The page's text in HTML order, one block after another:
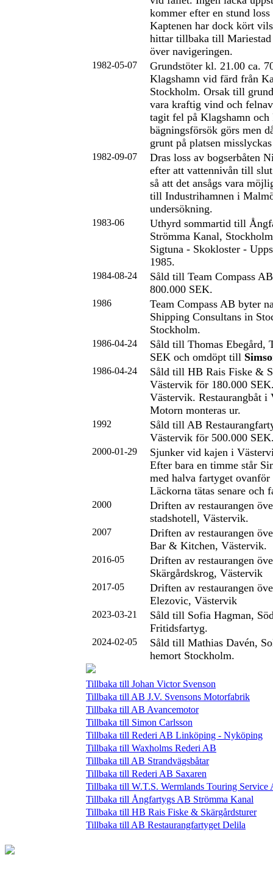
kommer efter en stund
Kaptenen har dock kört
hittar tillbaka till Mariestad
över navigeringen.
1982-05-07
Grundstöter kl. 21.00 ca.
Klagshamn vid färd från
Stockholm. Orsak till
vara kraftig vind och
tagit fel på Klagshamn och
bägningsförsök görs men
grunt på platsen
1982-09-07
Dras loss av bogserbåten
efter att vattennivån till
så att det ansågs vara
till Industrihamnen i
undersökning.
1983-06
Uthyrd sommartid till
Strömma Kanal,
Sigtuna - Skokloster -
1985.
1984-08-24
Såld till Team Compass
800.000 SEK.
1986
Team Compass AB byter
Shipping Consultans in
Stockholm.
1986-04-24
Såld till Thomas Ebegård,
SEK och omdöpt till
1986-04-24
Såld till HB Rais Fiske &
Västervik för 180.000
Västervik. Restaurangbåt i
Motorn monteras ur.
1992
Såld till AB
Västervik för 500.000
2000-01-29
Sjunker vid kajen i
Efter bara en timme står
med halva fartyget ovanför
Läckorna tätas senare och
2000
Driften av restaurangen
stadshotell, Västervik.
2007
Driften av restaurangen
Bar & Kitchen, Västervik.
2016-05
Driften av restaurangen
Skärgårdskrog, Västervik
2017-05
Driften av restaurangen
Elezovic, Västervik
2023-03-21
Såld till Sofia Hagman,
Fritidsfartyg.
2024-02-05
Såld till Mathias Davén,
hemort Stockholm.
Tillbaka till Johan Victor Svenson
Tillbaka till AB J.V. Svensons Motorfabrik
Tillbaka till AB Avancemotor
Tillbaka till Simon Carlsson
Tillbaka till Rederi AB Linköping - Nyköping
Tillbaka till Waxholms Rederi AB
Tillbaka till AB Strandvägsbåtar
Tillbaka till Rederi AB Saxaren
Tillbaka till W.T.S. Wermlands Touring Service
Tillbaka till Ångfartygs AB Strömma Kanal
Tillbaka till HB Rais Fiske & Skärgårdsturer
Tillbaka till AB Restaurangfartyget Delila